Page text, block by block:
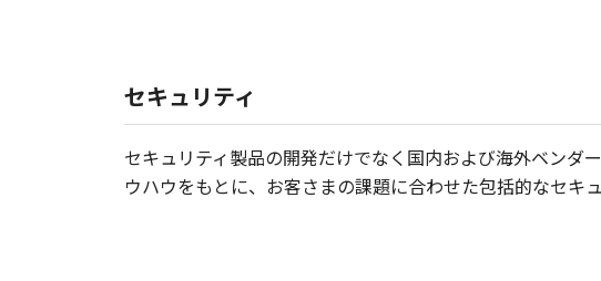
セキュリティ
セキュリティ製品の開発だけでなく国内および海外ベンダ
ウハウをもとに、お客さまの課題に合わせた包括的なセキ